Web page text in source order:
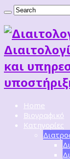
και
Home
Βιογραφικό
Κατηγορίες